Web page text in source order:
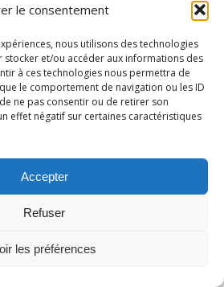
le consentement
nous utilisons des technologies
stocker et/ou accéder aux informations des
à ces technologies nous permettra de
le comportement de navigation ou les ID
ne pas consentir ou de retirer son
effet négatif sur certaines caractéristiques
Accepter
Refuser
les préférences
que de présenter son
et envie de trop bien faire, il
que la fameuse note
Stardust MasterClass
conseils.
Abélart Formations